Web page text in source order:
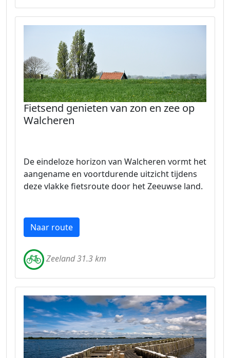
Fietsend genieten van zon en zee op
Walcheren
De eindeloze horizon van Walcheren vormt het
aangename en voortdurende uitzicht tijdens
deze vlakke fietsroute door het Zeeuwse land.
Naar route
Zeeland 31.3 km